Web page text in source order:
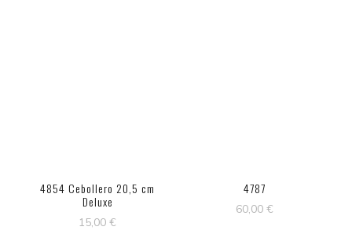
4854 Cebollero 20,5 cm
Deluxe
15,00€
4787
60,00 €